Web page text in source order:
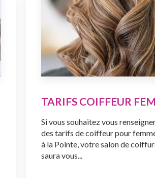
TARIFS COIFFEUR
Si vous souhaitez vous
des tarifs de coiffeur pour
à la Pointe, votre salon de
saura vous...